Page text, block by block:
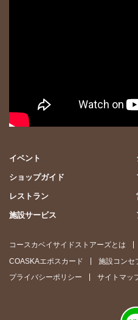
イベント
ショップガイド
レストラン
施設サービス
コースカベイサイドストアーズとは
COASKAエポスカード
施設コンセ
プライバシーポリシー
サイトマッ